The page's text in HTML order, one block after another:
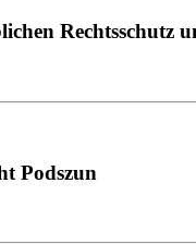
Rechtsschutz
Podszun